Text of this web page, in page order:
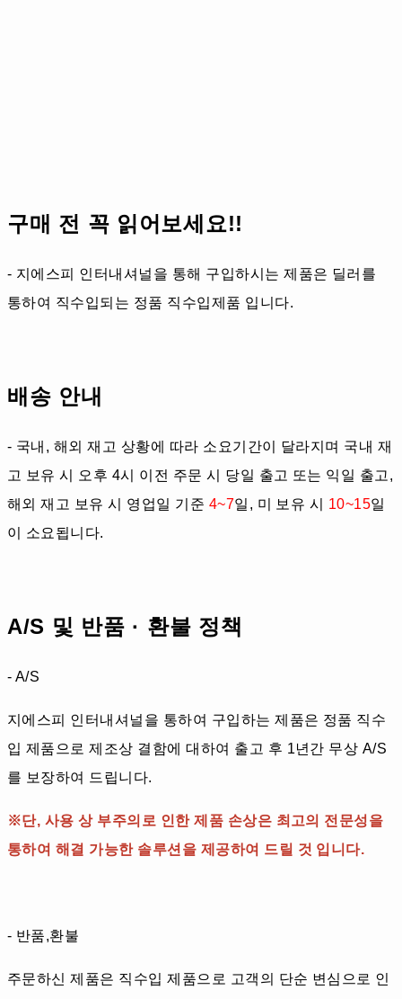
구매 전 꼭 읽어보세요!!
- 지에스피 인터내셔널을 통해 구입하시는 제품은 딜러를
통하여 직수입되는 정품 직수입제품 입니다.
배송 안내
- 국내, 해외 재고 상황에 따라 소요기간이 달라지며 국내 재
고 보유 시 오후 4시 이전 주문 시 당일 출고 또는 익일 출고,
해외 재고 보유 시 영업일 기준 4~7일, 미 보유 시 10~15일
이 소요됩니다.
A/S 및 반품 · 환불 정책
- A/S
지에스피 인터내셔널을 통하여 구입하는 제품은 정품 직수
입 제품으로 제조상 결함에 대하여 출고 후 1년간 무상 A/S
를 보장하여 드립니다.
※단, 사용 상 부주의로 인한 제품 손상은 최고의 전문성을
통하여 해결 가능한 솔루션을 제공하여 드릴 것 입니다.
- 반품,환불
주문하신 제품은 직수입 제품으로 고객의 단순 변심으로 인